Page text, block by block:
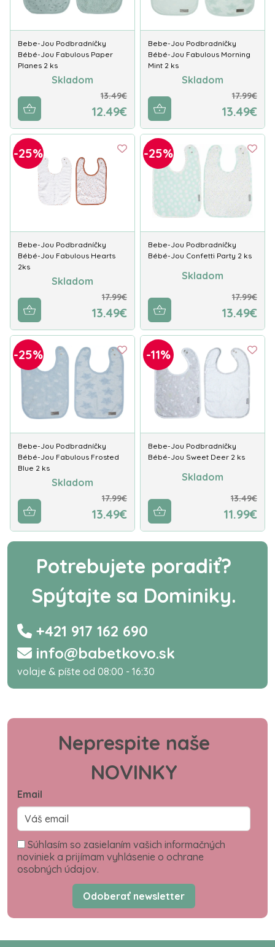
Bebe-Jou Podbradníčky
Bébé-Jou Fabulous Paper
Planes 2 ks
Skladom
13.49€
12.49€
Bebe-Jou Podbradníčky
Bébé-Jou Fabulous Morning
Mint 2 ks
Skladom
17.99€
13.49€
-25%
Bebe-Jou Podbradníčky
Bébé-Jou Fabulous Hearts
2ks
Skladom
17.99€
13.49€
-25%
Bebe-Jou Podbradníčky
Bébé-Jou Confetti Party 2 ks
Skladom
17.99€
13.49€
-25%
Bebe-Jou Podbradníčky
Bébé-Jou Fabulous Frosted
Blue 2 ks
Skladom
17.99€
13.49€
-11%
Bebe-Jou Podbradníčky
Bébé-Jou Sweet Deer 2 ks
Skladom
13.49€
11.99€
Potrebujete poradiť?
Spýtajte sa Dominiky.
+421 917 162 690
info@babetkovo.sk
volaje & píšte od 08:00 - 16:30
Neprespite naše
NOVINKY
Email
Súhlasím so zasielaním vašich informačných
noviniek a prijímam vyhlásenie o ochrane
osobných údajov.
Odoberať newsletter